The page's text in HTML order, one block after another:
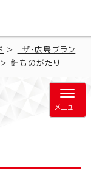
>
「ザ・広島ブラン
> 針ものがたり
メニュー